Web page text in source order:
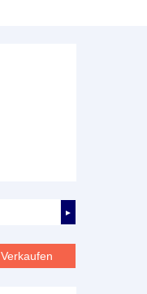
►
Verkaufen